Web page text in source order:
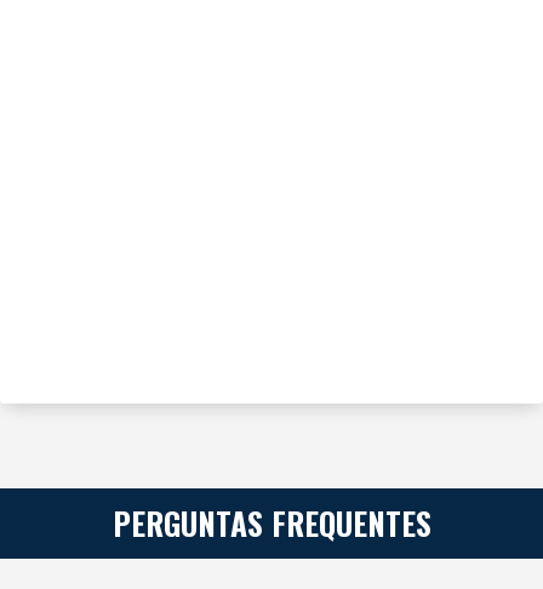
PERGUNTAS FREQUENTES